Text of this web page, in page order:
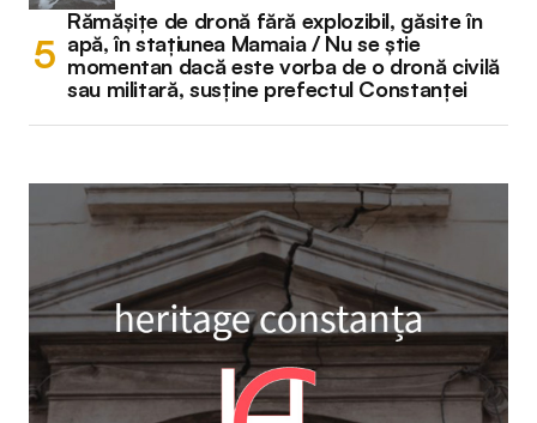
Rămășițe de dronă fără explozibil, găsite în
apă, în stațiunea Mamaia / Nu se știe
momentan dacă este vorba de o dronă civilă
sau militară, susține prefectul Constanței